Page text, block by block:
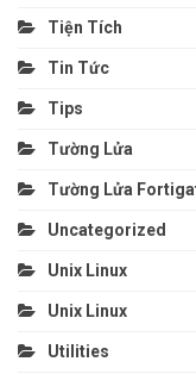
Tiện Tích
Tin Tức
Tips
Tường Lửa
Tường Lửa
Uncategorized
Unix Linux
Unix Linux
Utilities